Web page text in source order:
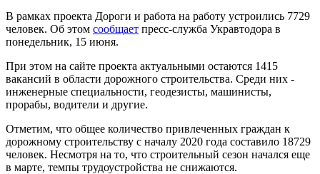
В рамках проекта Дороги и работа на работу устроились 7729
человек. Об этом сообщает пресс-служба Укравтодора в
понедельник, 15 июня.
При этом на сайте проекта актуальными остаются 1415
вакансий в области дорожного строительства. Среди них -
инженерные специальности, геодезисты, машинисты,
прорабы, водители и другие.
Отметим, что общее количество привлеченных граждан к
дорожному строительству с началу 2020 года составило 18729
человек. Несмотря на то, что строительный сезон начался еще
в марте, темпы трудоустройства не снижаются.